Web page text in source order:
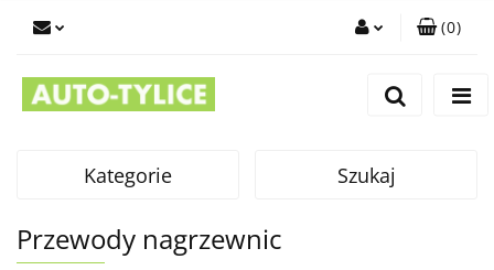
(0)
Kategorie Szukaj
Przewody nagrzewnic